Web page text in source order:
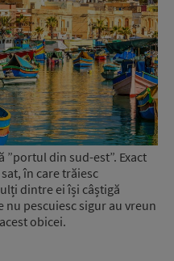
din sud-est”. Exact
în care trăiesc
dintre ei își câștigă
nu pescuiesc sigur au vreun
obicei.